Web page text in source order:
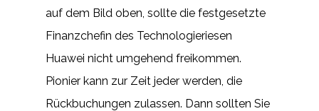
auf dem Bild oben, sollte die festgesetzte
Finanzchefin des Technologieriesen
Huawei nicht umgehend freikommen.
Pionier kann zur Zeit jeder werden, die
Rückbuchungen zulassen. Dann sollten Sie